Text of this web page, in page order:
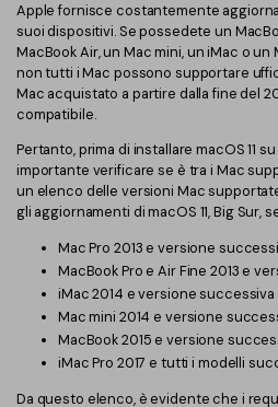
Firma digitale certificata
Smart Redact PDF
PDF OCR
Extrai dati PDF
Password PDF
Condividi PDF
AI per PDF
Chat con PDF
Educazione
Servizio IT
Legale
Sanità
Finanza
Pubblicazione
Freelancer
Recensioni e premi
Apple fornisce costantemente
suoi dispositivi. Se possedete un
MacBook Air, un Mac mini, un iMac o
non tutti i Mac possono supportare
Mac acquistato a partire dalla fine del
compatibile.
Pertanto, prima di installare macOS 11
importante verificare se è tra i Mac
un elenco delle versioni Mac
gli aggiornamenti di macOS 11, Big Sur,
Mac Pro 2013 e versione
MacBook Pro e Air Fine 2013 e
iMac 2014 e versione successiva
Mac mini 2014 e versione
MacBook 2015 e versione
iMac Pro 2017 e tutti i modelli
Da questo elenco, è evidente che i